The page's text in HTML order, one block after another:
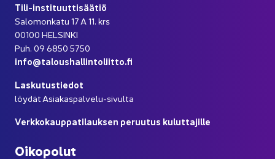
Tili-​instituuttisäätiö
Sa­lo­mon­ka­tu 17 A 11. krs
00100 HEL­SIN­KI
Puh. 09 6850 5750
info@ta­lous­hal­lin­to­liit­to.fi
Las­ku­tus­tie­dot
löy­dät Asiakaspalvelu-​sivulta
Verk­ko­kaup­pa­ti­lauk­sen pe­ruu­tus ku­lut­ta­jil­le
Oi­ko­po­lut